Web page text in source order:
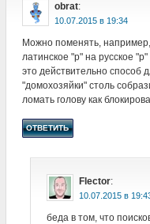
obrat:
в
Можно поменять,
латинское "р" на русское
это действительно способ
"домохозяйки" столь
ломать голову как
ОТВЕТИТЬ
Flector:
в
беда в том, что